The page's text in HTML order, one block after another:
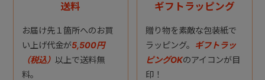
送料
お届け先１箇所へのお買
い上げ代金が5,500円
（税込） 以上で送料無
料。
ギフトラッピング
贈り物を素敵な包装紙で
ラッピング。 ギフトラッ
ピングOKのアイコンが目
印！